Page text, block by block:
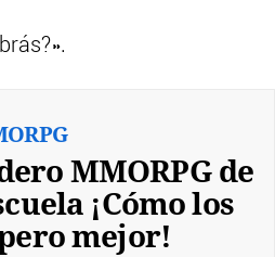
MMORPG de
¡Cómo los
mejor!